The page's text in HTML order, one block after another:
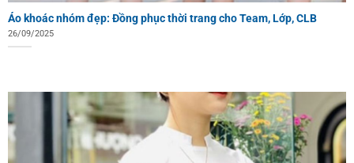
Áo khoác nhóm đẹp: Đồng phục thời trang cho Team, Lớp, CLB
26/09/2025